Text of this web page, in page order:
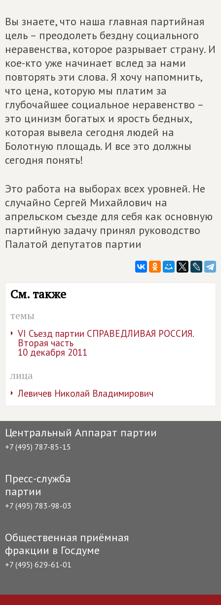
Вы знаете, что наша главная партийная
цель – преодолеть бездну социального
неравенства, которое разрывает страну. И
кое-кто уже начинает вслед за нами
повторять эти слова. Я хочу напомнить,
что цена, которую мы платим за
глубочайшее социальное неравенство –
это цинизм богатых и ярость бедных,
которая вывела сегодня людей на
Болотную площадь. И все это должны
сегодня понять!
Это работа на выборах всех уровней. Не
случайно Сергей Михайлович на
апрельском съезде для себя как основную
партийную задачу принял руководство
Палатой депутатов партии
См. также
темы
VI Съезд партии СПРАВЕДЛИВАЯ РОССИЯ.
Вторая часть
10 декабря 2011
лица
Левичев Николай Владимирович
Центральный Аппарат партии
+7 (495) 787-85-15
Пресс-служба
партии
+7 (495) 783-98-03
Общественная приёмная
фракции в Госдуме
+7 (495) 629-61-01